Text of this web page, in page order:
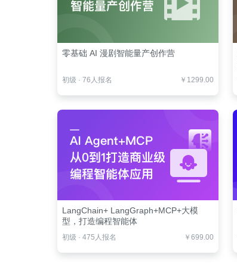
零基础 AI 漫剧智能量产创作营
初级 · 76人报名 ￥1299.00
LangChain+ LangGraph+MCP+大模
型，打造编程智能体
初级 · 475人报名 ￥699.00